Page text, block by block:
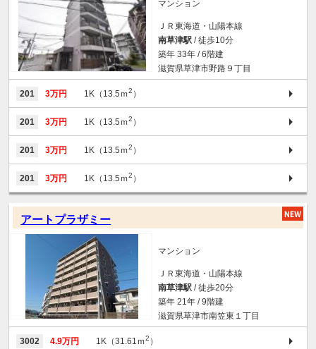
マンション
ＪＲ東海道・山陽本線
南草津駅 / 徒歩10分
築年 33年 / 6階建
滋賀県草津市野路９丁目
201 3万円 1K（13.5ｍ2 ）
201 3万円 1K（13.5ｍ2 ）
201 3万円 1K（13.5ｍ2 ）
201 3万円 1K（13.5ｍ2 ）
アートプラザミー
マンション
ＪＲ東海道・山陽本線
南草津駅 / 徒歩20分
築年 21年 / 9階建
滋賀県草津市南笠東１丁目
3002 4.9万円 1K（31.61ｍ2 ）